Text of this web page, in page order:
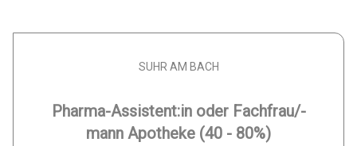
SUHR AM BACH
Pharma-Assistent:in oder Fachfrau/-
mann Apotheke (40 - 80%)